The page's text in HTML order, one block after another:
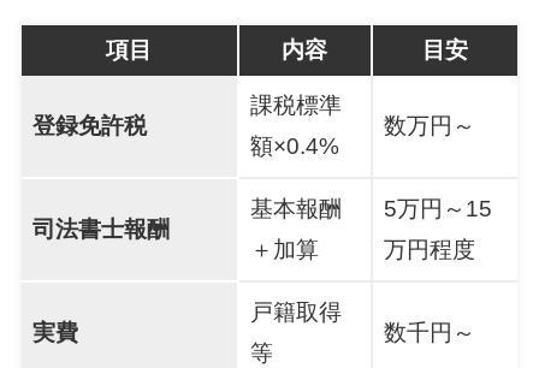
項目 内容 目安
登録免許税
課税標準
額×0.4%
数万円～
司法書士報酬
基本報酬
＋加算
5万円～15
万円程度
実費
戸籍取得
等
数千円～